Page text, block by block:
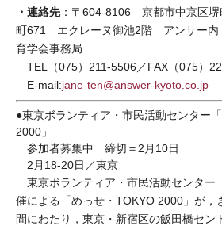
・連絡先：〒604-8106 京都市中京区堺
町671 エクレーヌ御池2階 アンサー
育学会事務局
TEL（075）211-5506／FAX（075）
E-mail:jane-ten@answer-kyoto.co.jp
●東京ボランティア・市民活動センター
2000」
参加者募集中 締切＝2月10日
2月18-20日／東京
東京ボランティア・市民活動センター
催による「めっせ・TOKYO 2000」が，
間にわたり，東京・新宿区の飯田橋セン